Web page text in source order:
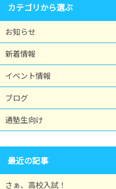
カテゴリから選ぶ
お知らせ
新着情報
イベント情報
ブログ
通塾生向け
最近の記事
さぁ、高校入試！